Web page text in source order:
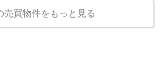
売買物件をもっと見る